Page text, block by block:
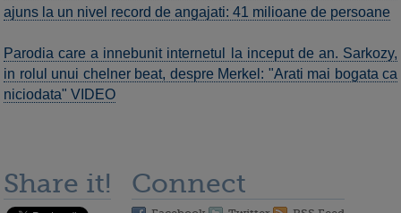
ajuns la un nivel record de angajati: 41 milioane de persoane
Parodia care a innebunit internetul la inceput de an. Sarkozy,
in rolul unui chelner beat, despre Merkel: "Arati mai bogata ca
niciodata" VIDEO
Share it! Connect